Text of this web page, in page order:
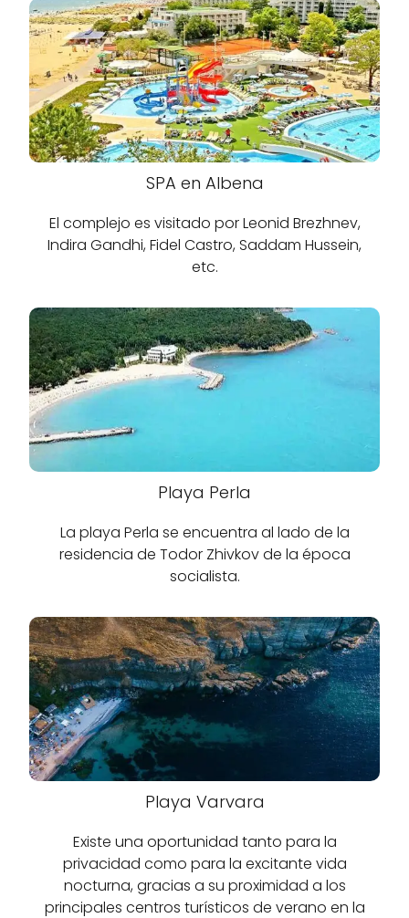
SPA en Albena
El complejo es visitado por Leonid Brezhnev,
Indira Gandhi, Fidel Castro, Saddam Hussein,
etc.
Playa Perla
La playa Perla se encuentra al lado de la
residencia de Todor Zhivkov de la época
socialista.
Playa Varvara
Existe una oportunidad tanto para la
privacidad como para la excitante vida
nocturna, gracias a su proximidad a los
principales centros turísticos de verano en la